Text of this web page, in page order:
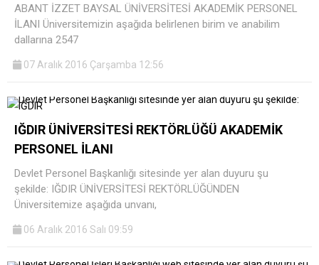
ABANT İZZET BAYSAL ÜNİVERSİTESİ AKADEMİK PERSONEL
İLANI Üniversitemizin aşağıda belirlenen birim ve anabilim
dallarına 2547
07 Aralık 2016 Çarşamba 12:56
IĞDIR ÜNİVERSİTESİ REKTÖRLÜĞÜ AKADEMİK
PERSONEL İLANI
Devlet Personel Başkanlığı sitesinde yer alan duyuru şu
şekilde: IĞDIR ÜNİVERSİTESİ REKTÖRLÜĞÜNDEN
Üniversitemize aşağıda unvanı,
06 Aralık 2016 Salı 09:59